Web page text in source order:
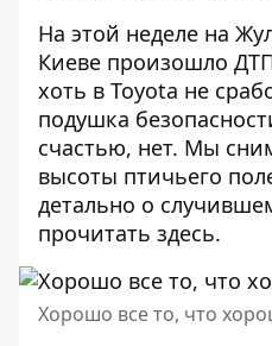
На этой неделе на
Киеве произошло
хоть в Toyota не
подушка
счастью, нет. Мы
высоты птичьего
детально о
прочитать здесь.
Хорошо все то, что